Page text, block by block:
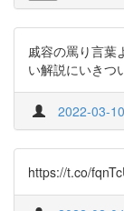
戚容の罵り言葉
い解説にいきつ
2022-03-
https://t.co/